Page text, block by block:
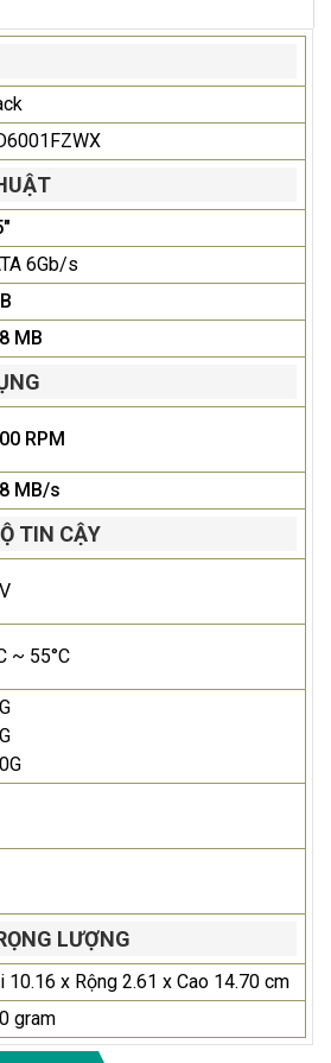
6Gb/s
MB
RPM
MB/s
TIN CẬY
~ 55°C
LƯỢNG
10.16 x Rộng 2.61 x Cao 14.70 cm
gram